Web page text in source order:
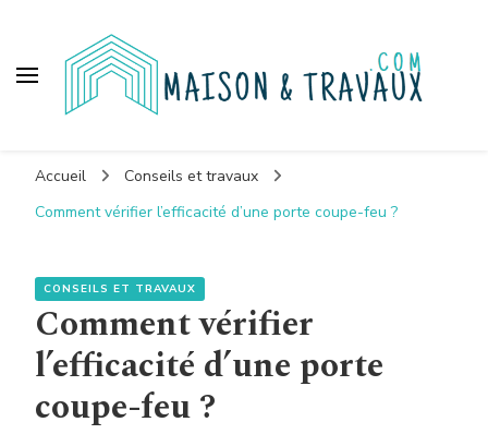
Accueil
Conseils et travaux
Comment vérifier l’efficacité d’une porte coupe-feu ?
CONSEILS ET TRAVAUX
Comment vérifier
l’efficacité d’une porte
coupe-feu ?